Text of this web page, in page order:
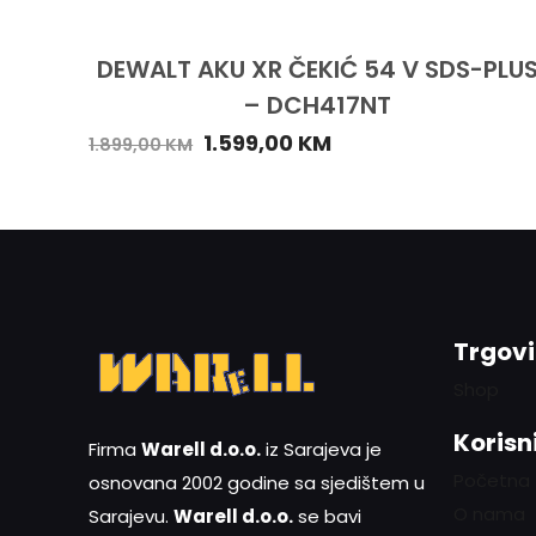
DEWALT AKU XR ČEKIĆ 54 V SDS-
– DCH417NT
1.899,00KM 1.599,00 KM
Firma Warell d.o.o.iz Sarajeva je
osnovana 2002 godine sa sjedištem u
Sarajevu. Warell d.o.o.se bavi